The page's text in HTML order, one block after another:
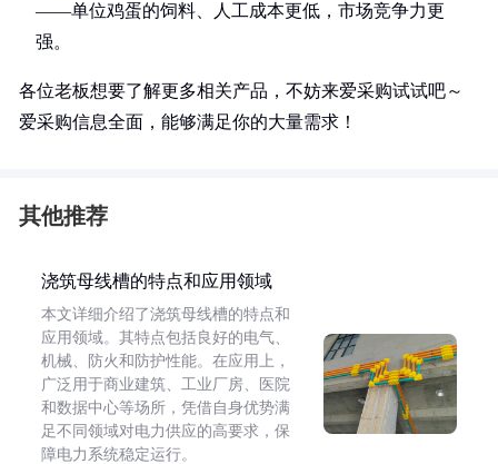
——单位鸡蛋的饲料、人工成本更低，市场竞争力更
强。
各位老板想要了解更多相关产品，不妨来爱采购试试吧～
爱采购信息全面，能够满足你的大量需求！
其他推荐
浇筑母线槽的特点和应用领域
本文详细介绍了浇筑母线槽的特点和
应用领域。其特点包括良好的电气、
机械、防火和防护性能。在应用上，
广泛用于商业建筑、工业厂房、医院
和数据中心等场所，凭借自身优势满
足不同领域对电力供应的高要求，保
障电力系统稳定运行。